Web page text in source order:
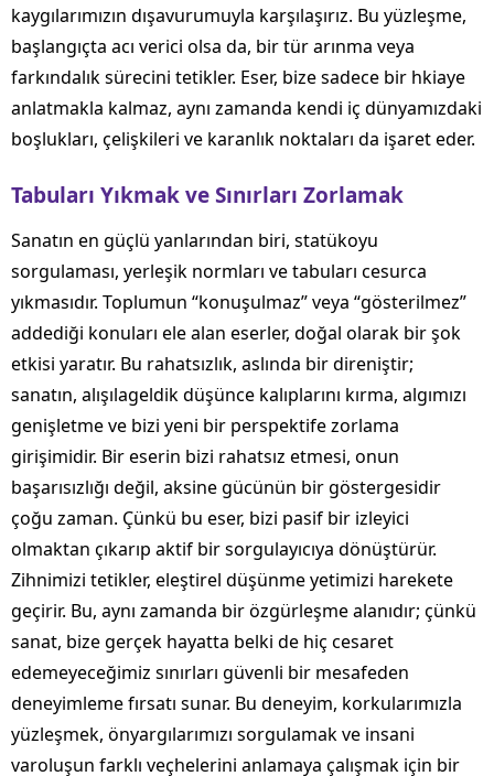
kaygılarımızın dışavurumuyla karşılaşırız. Bu yüzleşme,
başlangıçta acı verici olsa da, bir tür arınma veya
farkındalık sürecini tetikler. Eser, bize sadece bir hkiaye
anlatmakla kalmaz, aynı zamanda kendi iç dünyamızdaki
boşlukları, çelişkileri ve karanlık noktaları da işaret eder.
Tabuları Yıkmak ve Sınırları Zorlamak
Sanatın en güçlü yanlarından biri, statükoyu
sorgulaması, yerleşik normları ve tabuları cesurca
yıkmasıdır. Toplumun “konuşulmaz” veya “gösterilmez”
addediği konuları ele alan eserler, doğal olarak bir şok
etkisi yaratır. Bu rahatsızlık, aslında bir direniştir;
sanatın, alışılageldik düşünce kalıplarını kırma, algımızı
genişletme ve bizi yeni bir perspektife zorlama
girişimidir. Bir eserin bizi rahatsız etmesi, onun
başarısızlığı değil, aksine gücünün bir göstergesidir
çoğu zaman. Çünkü bu eser, bizi pasif bir izleyici
olmaktan çıkarıp aktif bir sorgulayıcıya dönüştürür.
Zihnimizi tetikler, eleştirel düşünme yetimizi harekete
geçirir. Bu, aynı zamanda bir özgürleşme alanıdır; çünkü
sanat, bize gerçek hayatta belki de hiç cesaret
edemeyeceğimiz sınırları güvenli bir mesafeden
deneyimleme fırsatı sunar. Bu deneyim, korkularımızla
yüzleşmek, önyargılarımızı sorgulamak ve insani
varoluşun farklı veçhelerini anlamaya çalışmak için bir